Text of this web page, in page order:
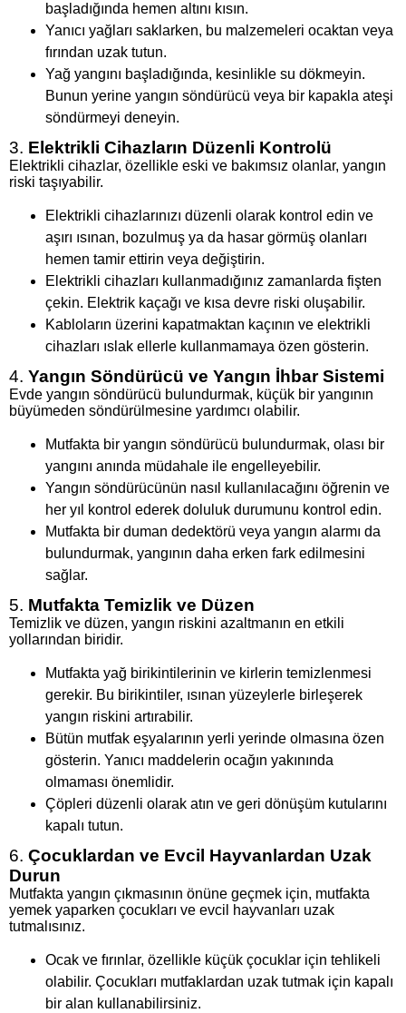
başladığında hemen altını kısın.
Yanıcı yağları saklarken, bu malzemeleri ocaktan veya
fırından uzak tutun.
Yağ yangını başladığında, kesinlikle su dökmeyin.
Bunun yerine yangın söndürücü veya bir kapakla ateşi
söndürmeyi deneyin.
3. Elektrikli Cihazların Düzenli Kontrolü
Elektrikli cihazlar, özellikle eski ve bakımsız olanlar, yangın
riski taşıyabilir.
Elektrikli cihazlarınızı düzenli olarak kontrol edin ve
aşırı ısınan, bozulmuş ya da hasar görmüş olanları
hemen tamir ettirin veya değiştirin.
Elektrikli cihazları kullanmadığınız zamanlarda fişten
çekin. Elektrik kaçağı ve kısa devre riski oluşabilir.
Kabloların üzerini kapatmaktan kaçının ve elektrikli
cihazları ıslak ellerle kullanmamaya özen gösterin.
4. Yangın Söndürücü ve Yangın İhbar Sistemi
Evde yangın söndürücü bulundurmak, küçük bir yangının
büyümeden söndürülmesine yardımcı olabilir.
Mutfakta bir yangın söndürücü bulundurmak, olası bir
yangını anında müdahale ile engelleyebilir.
Yangın söndürücünün nasıl kullanılacağını öğrenin ve
her yıl kontrol ederek doluluk durumunu kontrol edin.
Mutfakta bir duman dedektörü veya yangın alarmı da
bulundurmak, yangının daha erken fark edilmesini
sağlar.
5. Mutfakta Temizlik ve Düzen
Temizlik ve düzen, yangın riskini azaltmanın en etkili
yollarından biridir.
Mutfakta yağ birikintilerinin ve kirlerin temizlenmesi
gerekir. Bu birikintiler, ısınan yüzeylerle birleşerek
yangın riskini artırabilir.
Bütün mutfak eşyalarının yerli yerinde olmasına özen
gösterin. Yanıcı maddelerin ocağın yakınında
olmaması önemlidir.
Çöpleri düzenli olarak atın ve geri dönüşüm kutularını
kapalı tutun.
6. Çocuklardan ve Evcil Hayvanlardan Uzak
Durun
Mutfakta yangın çıkmasının önüne geçmek için, mutfakta
yemek yaparken çocukları ve evcil hayvanları uzak
tutmalısınız.
Ocak ve fırınlar, özellikle küçük çocuklar için tehlikeli
olabilir. Çocukları mutfaklardan uzak tutmak için kapalı
bir alan kullanabilirsiniz.